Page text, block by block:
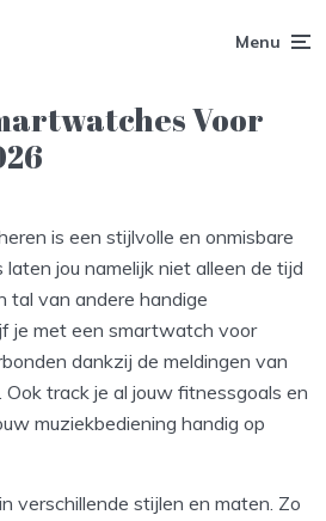
Menu
Voor
is een stijlvolle en onmisbare
jou namelijk niet alleen de tijd
tal van andere handige
je met een smartwatch voor
dankzij de meldingen van
track je al jouw fitnessgoals en
muziekbediening handig op
verschillende stijlen en maten. Zo